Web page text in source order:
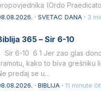
(Ordo
životom, dubokom
· SVETAC DANA · 3
365 – Sir 6-10
Sir 6-10 6 1 Jer zao glas
kako to biva grešniku
predaj se u…
· BIBLIJA · 11 minute